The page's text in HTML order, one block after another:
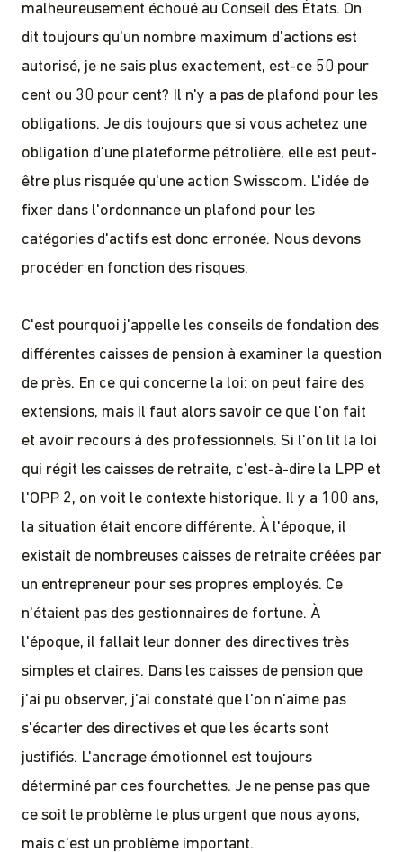
malheureusement échoué au Conseil des États. On
dit toujours qu'un nombre maximum d'actions est
autorisé, je ne sais plus exactement, est-ce 50 pour
cent ou 30 pour cent? Il n'y a pas de plafond pour les
obligations. Je dis toujours que si vous achetez une
obligation d'une plateforme pétrolière, elle est peut-
être plus risquée qu'une action Swisscom. L'idée de
fixer dans l'ordonnance un plafond pour les
catégories d'actifs est donc erronée. Nous devons
procéder en fonction des risques.
C'est pourquoi j'appelle les conseils de fondation des
différentes caisses de pension à examiner la question
de près. En ce qui concerne la loi: on peut faire des
extensions, mais il faut alors savoir ce que l'on fait
et avoir recours à des professionnels. Si l'on lit la loi
qui régit les caisses de retraite, c'est-à-dire la LPP et
l'OPP 2, on voit le contexte historique. Il y a 100 ans,
la situation était encore différente. À l'époque, il
existait de nombreuses caisses de retraite créées par
un entrepreneur pour ses propres employés. Ce
n'étaient pas des gestionnaires de fortune. À
l'époque, il fallait leur donner des directives très
simples et claires. Dans les caisses de pension que
j'ai pu observer, j'ai constaté que l'on n'aime pas
s'écarter des directives et que les écarts sont
justifiés. L'ancrage émotionnel est toujours
déterminé par ces fourchettes. Je ne pense pas que
ce soit le problème le plus urgent que nous ayons,
mais c'est un problème important.